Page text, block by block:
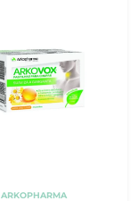
ARKOPHARMA